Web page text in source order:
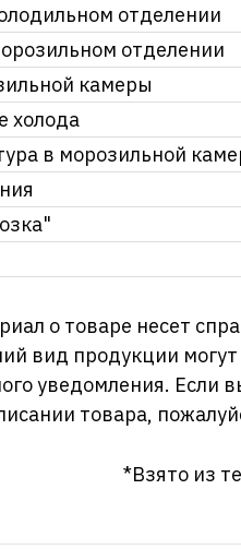
отделении
отделении
камеры
холода
в морозильной
о товаре несет
вид продукции
уведомления.
товара,
*Взято из